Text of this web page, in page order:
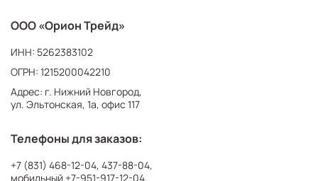
ООО «Орион Трейд»
ИНН: 5262383102
ОГРН: 1215200042210
Адрес: г. Нижний Новгород,
ул. Эльтонская, 1а, офис 117
Телефоны для заказов:
+7 (831) 468-12-04, 437-88-04,
мобильный +7-951-917-12-04